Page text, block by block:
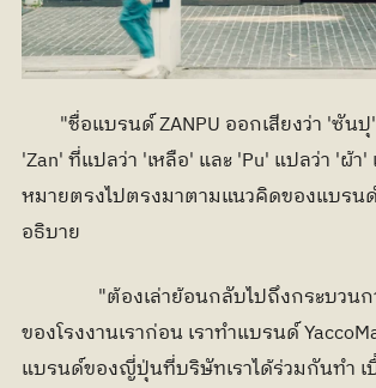
'Zan' ที่แปลว่า 'เหลือ' และ 'Pu' แปลว่า 'ผ้า
หมายตรงไปตรงมาตามแนวคิดของแบร
อธิบาย
ของโรงงานเราก่อน เราทำแบรนด์
แบรนด์ของญี่ปุ่นที่บริษัทเราได้ร่วมกันทำ